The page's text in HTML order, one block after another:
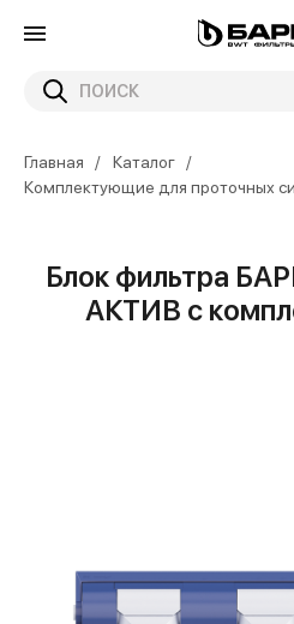
Главная
Каталог
Комплектующие для проточных
Блок фильтра
АКТИВ с